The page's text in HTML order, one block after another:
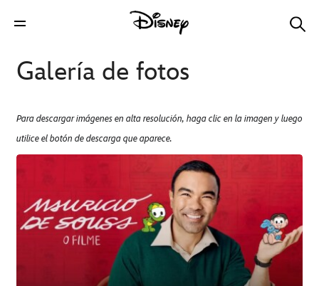
Galería de fotos
Para descargar imágenes en alta resolución, haga clic en la imagen y luego
utilice el botón de descarga que aparece.